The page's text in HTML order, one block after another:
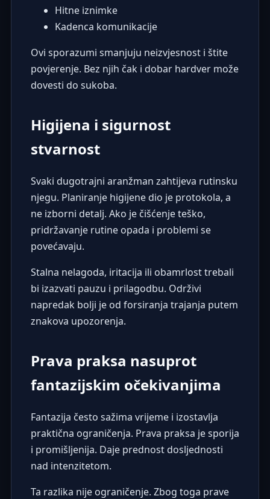
Hitne iznimke
Kadenca komunikacije
Ovi sporazumi smanjuju neizvjesnost i štite
povjerenje. Bez njih čak i dobar hardver može
dovesti do sukoba.
Higijena i sigurnost
stvarnost
Svaki dugotrajni aranžman zahtijeva rutinsku
njegu. Planiranje higijene dio je protokola, a
ne izborni detalj. Ako je čišćenje teško,
pridržavanje rutine opada i problemi se
povećavaju.
Stalna nelagoda, iritacija ili obamrlost trebali
bi izazvati pauzu i prilagodbu. Održivi
napredak bolji je od forsiranja trajanja putem
znakova upozorenja.
Prava praksa nasuprot
fantazijskim očekivanjima
Fantazija često sažima vrijeme i izostavlja
praktična ograničenja. Prava praksa je sporija
i promišljenija. Daje prednost dosljednosti
nad intenzitetom.
Ta razlika nije ograničenje. Zbog toga prave